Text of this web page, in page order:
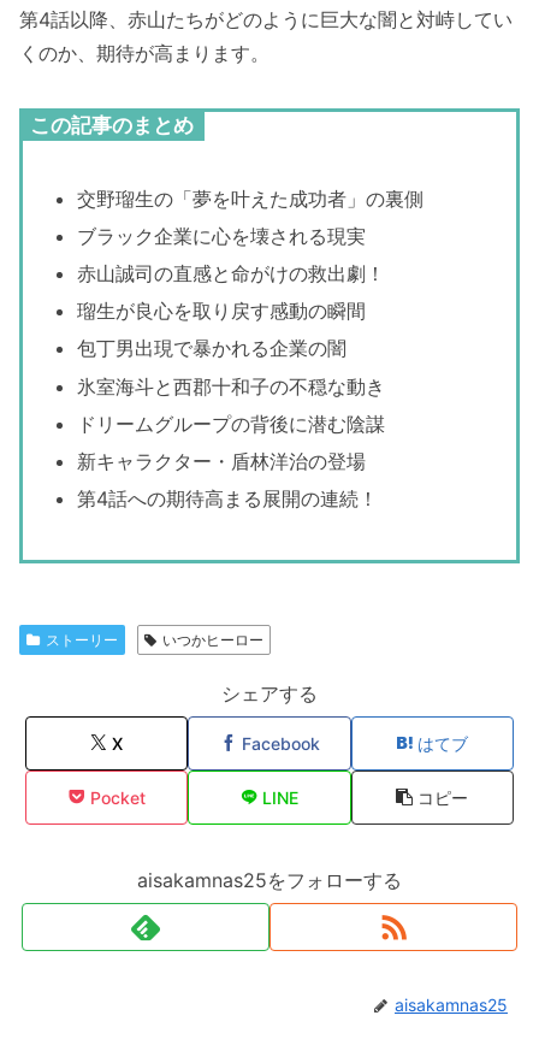
第4話以降、赤山たちがどのように巨大な闇と対峙してい
くのか、期待が高まります。
この記事のまとめ
交野瑠生の「夢を叶えた成功者」の裏側
ブラック企業に心を壊される現実
赤山誠司の直感と命がけの救出劇！
瑠生が良心を取り戻す感動の瞬間
包丁男出現で暴かれる企業の闇
氷室海斗と西郡十和子の不穏な動き
ドリームグループの背後に潜む陰謀
新キャラクター・盾林洋治の登場
第4話への期待高まる展開の連続！
ストーリー いつかヒーロー
シェアする
X Facebook はてブ
Pocket LINE コピー
aisakamnas25をフォローする
aisakamnas25